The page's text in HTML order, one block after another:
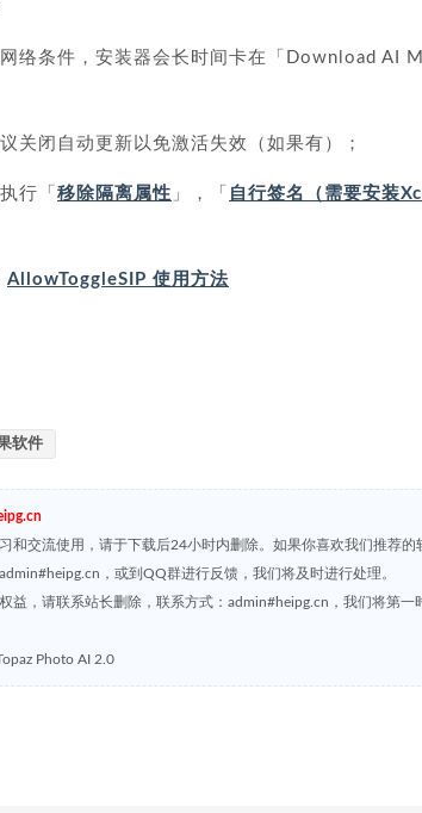
络条件，安装器会长时间卡在「Download AI
关闭自动更新以免激活失效（如果有）；
行「 移除隔离属性 」，「 自行签名（需要安装
AllowToggleSIP 使用方法
软件
和交流使用，请于下载后24小时内删除。如果你喜欢我们推荐的
，或到QQ群进行反馈，我们将及时进行处理。
益，请联系站长删除，联系方式：admin#heipg.cn，我们将第一
Photo AI 2.0